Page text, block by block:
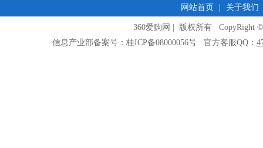
网站首页 关于我们
360爱购网 | 版权所有 CopyRight ©
信息产业部备案号：桂ICP备08000056号 官方客服QQ：